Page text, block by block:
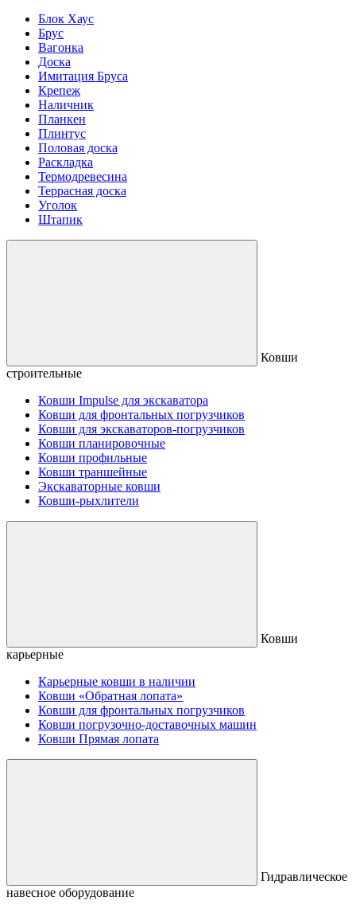
Блок Хаус
Брус
Вагонка
Доска
Имитация Бруса
Крепеж
Наличник
Планкен
Плинтус
Половая доска
Раскладка
Термодревесина
Террасная доска
Уголок
Штапик
Ковши
строительные
Ковши Impulse для экскаватора
Ковши для фронтальных погрузчиков
Ковши для экскаваторов-погрузчиков
Ковши планировочные
Ковши профильные
Ковши траншейные
Экскаваторные ковши
Ковши-рыхлители
Ковши
карьерные
Карьерные ковши в наличии
Ковши «Обратная лопата»
Ковши для фронтальных погрузчиков
Ковши погрузочно-доставочных машин
Ковши Прямая лопата
Гидравлическое
навесное оборудование